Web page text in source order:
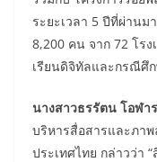
ระยะเวลา 5 ปีที่ผ่านม
8,200 คน จาก 72 โร
เรียนดิจิทัลและกรณีศึ
นางสาวธรรัตน โอฬา
บริหารสื่อสารและภา
ประเทศไทย กล่าวว่า